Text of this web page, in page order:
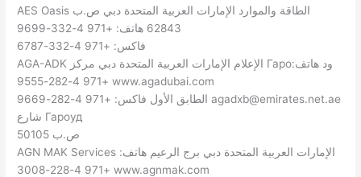
AES Oasis الطاقة والموارد الإمارات العربية المتحدة دبي ص.ب
62843 هاتف: +971 4-332-9699
فاكس: +971 4-332-6787
AGA-ADK الإعلام الإمارات العربية المتحدة دبي مركز Гароود هاتف:
+971 4-282-9555 www.agadubai.com
الطابق الأول فاكس: +971 4-282-9669agadxb@emirates.net.ae
شارع Гароуд
ص.ب 50105
AGN MAK Services الإمارات العربية المتحدة دبي برج الرعيم هاتف:
+971 4-228-3008 www.agnmak.com